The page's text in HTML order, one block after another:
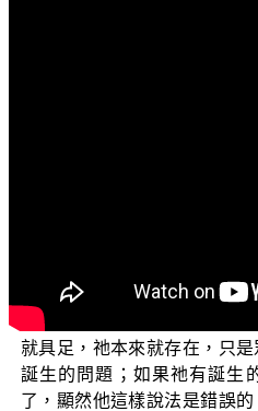
為說如來藏是就像胎藏一樣
面，還沒有誕生而已。這個
就具足，祂本來就存在，只
誕生的問題；如果祂有誕生
了，顯然他這樣說法是錯誤